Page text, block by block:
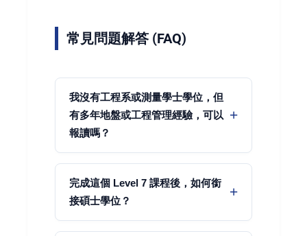
常見問題解答 (FAQ)
我沒有工程系或測量學士學位，但
有多年地盤或工程管理經驗，可以
報讀嗎？
完成這個 Level 7 課程後，如何銜
接碩士學位？